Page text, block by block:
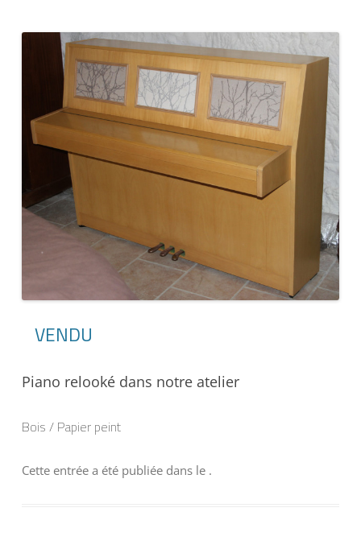
VENDU
Piano relooké dans notre atelier
Bois / Papier peint
Cette entrée a été publiée dans le .